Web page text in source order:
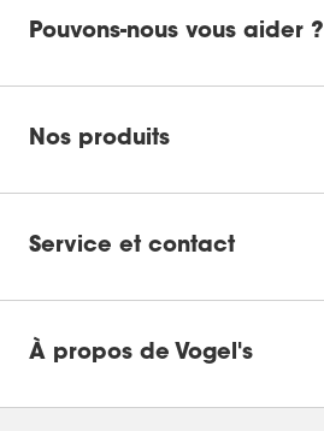
Pouvons-nous vous aider ?
Nos produits
Service et contact
À propos de Vogel's